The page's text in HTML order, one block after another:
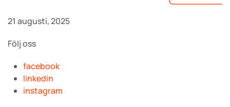
21 augusti, 2025
Följ oss
facebook
linkedin
instagram